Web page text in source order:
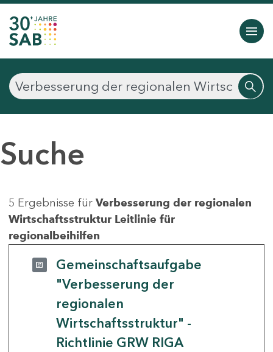
Suche
5 Ergebnisse für Verbesserung der regionalen
Wirtschaftsstruktur Leitlinie für
regionalbeihilfen
Gemeinschaftsaufgabe
"Verbesserung der
regionalen
Wirtschaftsstruktur" -
Richtlinie GRW RIGA